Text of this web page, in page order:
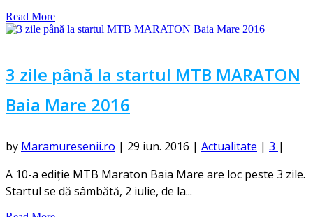
Read More
3 zile până la startul MTB MARATON
Baia Mare 2016
by Maramuresenii.ro | 29 iun. 2016 | Actualitate | 3 |
A 10-a ediție MTB Maraton Baia Mare are loc peste 3 zile.
Startul se dă sâmbătă, 2 iulie, de la...